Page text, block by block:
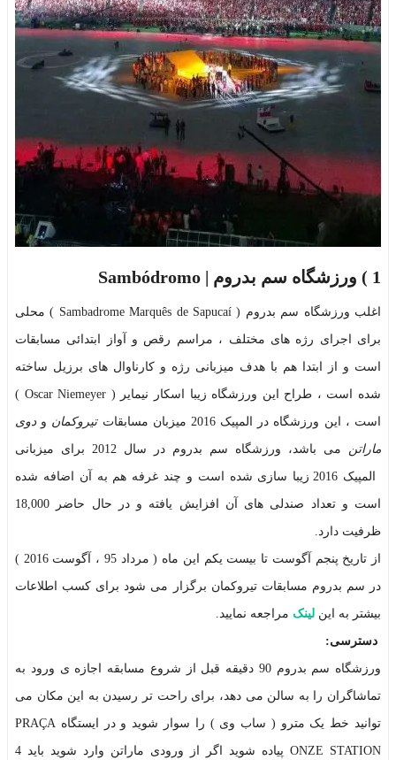
1 ) ورزشگاه سم بدروم | Sambódromo
اغلب ورزشگاه سم بدروم (
Sambadrome Marquês de Sapucaí
)محلی
برای اجرای رژه های مختلف ، مراسم رقص و آواز ابتدائی مسابقات
است و از ابتدا هم با هدف میزبانی رژه و کارناوال های برزیل ساخته
شده است ، طراح این ورزشگاه زیبا اسکار نیمایر (
)
است ، این ورزشگاه در المپیک 2016 میزبان مسابقات تیروکمان و دوی
ماراتن می باشد، ورزشگاه سم بدروم در سال 2012 برای میزبانی
المپیک 2016 زیبا سازی شده است و چند غرفه هم به آن اضافه شده
است و تعداد صندلی های آن افزایش یافته و در حال حاضر 18,000
ظرفیت دارد.
از تاریخ پنجم آگوست تا بیست یکم این ماه ( مرداد 95 ، آگوست 2016 )
در سم بدروم مسابقات تیروکمان برگزار می شود برای کسب اطلاعات
بیشتر به این لینک مراجعه نمایید.
دسترسی:
ورزشگاه سم بدروم 90 دقیقه قبل از شروع مسابقه اجازه ی ورود به
تماشاگران را به سالن می دهد، برای راحت تر رسیدن به این مکان می
توانید خط یک مترو ( ساب وی ) را سوار شوید و در ایستگاه PRAÇA
ONZE STATION پیاده شوید اگر از ورودی ماراتن وارد شوید باید 4